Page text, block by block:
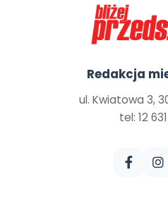
Redakcja
ul. Kwiatowa 3,
tel: 12